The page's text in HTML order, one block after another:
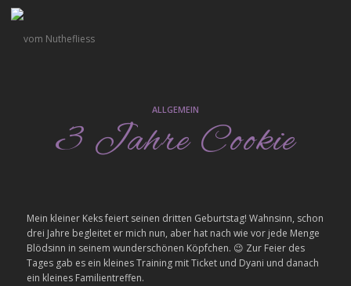
ALLGEMEIN
3 Jahre Cookie
Mein kleiner Keks feiert seinen dritten Geburtstag! Wahnsinn, schon
drei Jahre begleitet er mich nun, aber hat nach wie vor jede Menge
Blödsinn in seinem wunderschönen Köpfchen. 😉 Zur Feier des
Tages gab es ein kleines Training mit Ticket und Dyani und danach
ein kleines Familientreffen.